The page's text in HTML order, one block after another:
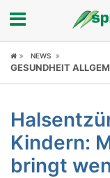
Fokus
Symptome
NEWS
GESUNDHEIT
Kindern:
bringt